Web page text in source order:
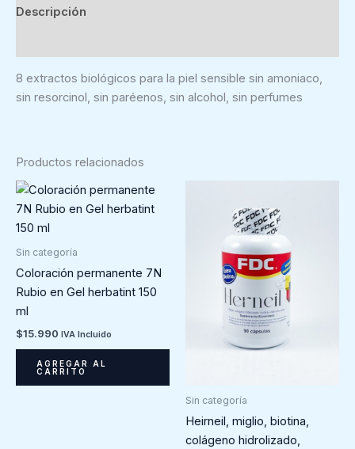
herbatint.
Descripción
8 extractos biológicos para la piel sensible sin amoniaco,
sin resorcinol, sin paréenos, sin alcohol, sin perfumes
Productos relacionados
Sin categoría
Coloración permanente 7N
Rubio en Gel herbatint 150
ml
$15.990 IVA Incluido
AGREGAR AL
CARRITO
Sin categoría
Heirneil, miglio, biotina,
colágeno hidrolizado,